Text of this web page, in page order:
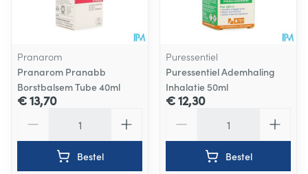
Pranarom
Pranarom Pranabb
Borstbalsem Tube 40ml
€ 13,70
Bestel
Puressentiel
Puressentiel Ademhaling
Inhalatie 50ml
€ 12,30
Bestel